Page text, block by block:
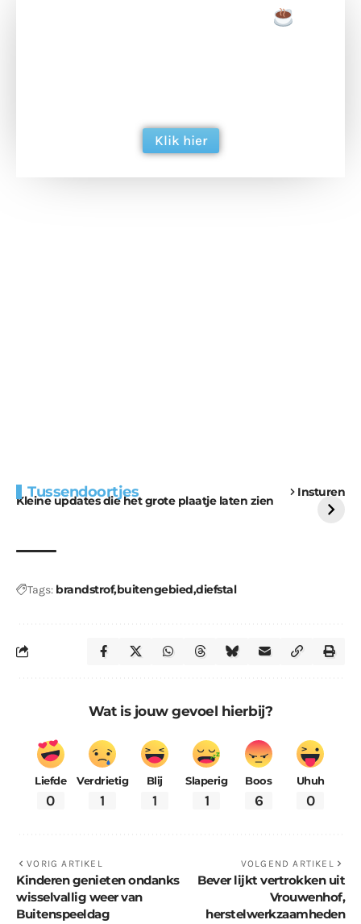
Klik hier
Tussendoortjes Insturen
Kleine updates die het grote plaatje laten zien
voor kabouters
uitdaging
Tags: brandstrofbuitengebied diefstal
Wat is jouw gevoel hierbij?
Liefde
0
Verdrietig
1
Blij
1
Slaperig
1
Boos
6
Uhuh
0
VORIG ARTIKEL
Kinderen genieten ondanks
wisselvallig weer van
Buitenspeeldag
VOLGEND ARTIKEL
Bever lijkt vertrokken uit
Vrouwenhof,
herstelwerkzaamheden